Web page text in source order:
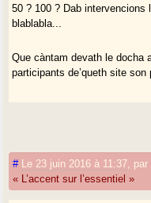
50 ? 100 ? Dab intervencions
blablabla...
Que càntam devath le docha
participants de’queth site
# Le 23 juin 2016 à 11:37 par
« L’accent sur l’essentiel »